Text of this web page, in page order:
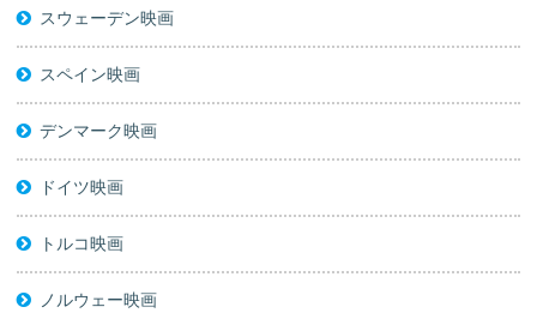
スウェーデン映画
スペイン映画
デンマーク映画
ドイツ映画
トルコ映画
ノルウェー映画